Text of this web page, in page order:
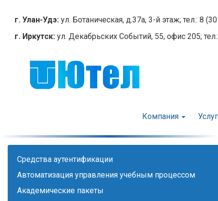
содержанию
г. Улан-Удэ: ул. Ботаническая, д.37а, 3-й этаж; тел.: 8
г. Иркутск: ул. Декабрьских Событий, 55, офис 205;
Компания
Cредства аутентификации
Автоматизация управления учебным процессом
Академические пакеты